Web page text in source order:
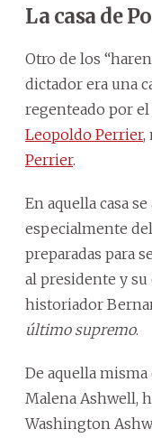
La casa de
Otro de los
dictador era una
regenteado por
Leopoldo Perrier,
Perrier.
En aquella casa
especialmente
preparadas para
al presidente y su
historiador
último supremo.
De aquella misma
Malena Ashwell,
Washington